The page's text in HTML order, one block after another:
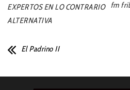
EXPERTOS EN LO CONTRARIO
fm
ALTERNATIVA
El Padrino II